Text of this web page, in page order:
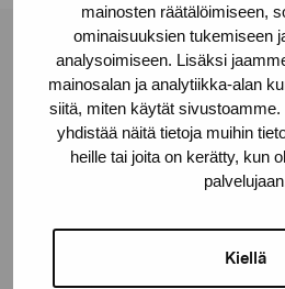
mainosten räätälöimiseen,
ominaisuuksien tukemiseen
analysoimiseen. Lisäksi
mainosalan ja analytiikka-alan
siitä, miten käytät
yhdistää näitä tietoja muihin
heille tai joita on kerätty, kun
Kiellä
Pro Artibus
Gustav Wasas gata 11
10600 Ekenäs
proartibus@proartibus.fi
+358 (0)50 371 6339